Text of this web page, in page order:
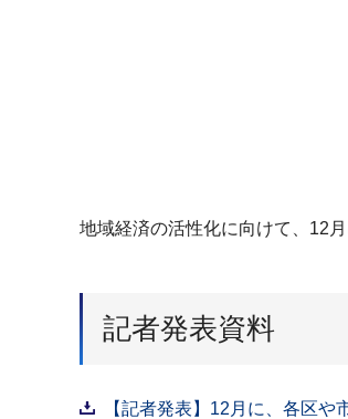
地域経済の活性化に向けて、12
記者発表資料
【記者発表】12月に、各区